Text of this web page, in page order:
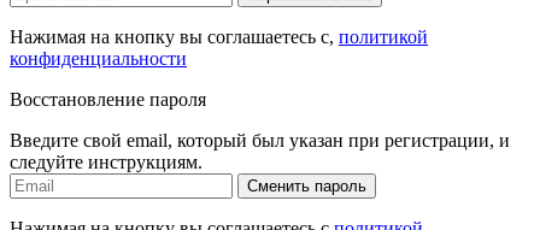
Нажимая на кнопку вы соглашаетесь с, политикой
конфиденциальности
Восстановление пароля
Введите свой email, который был указан при регистрации, и
следуйте инструкциям.
Сменить пароль